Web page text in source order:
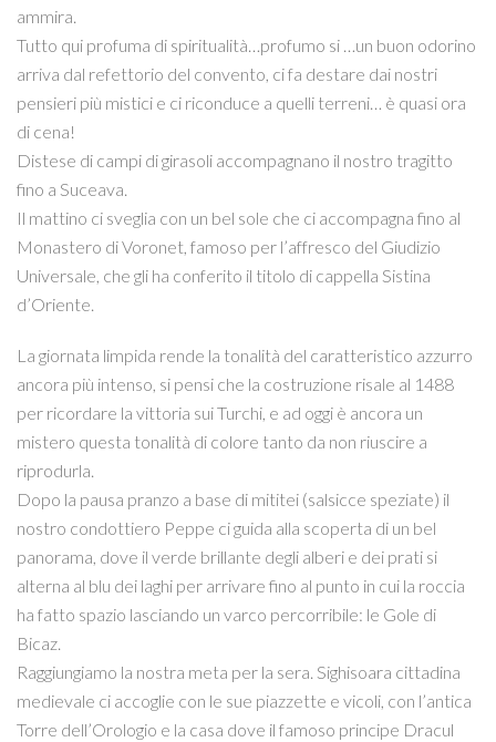
ammira.
Tutto qui profuma di spiritualità…profumo si …un buon odorino
arriva dal refettorio del convento, ci fa destare dai nostri
pensieri più mistici e ci riconduce a quelli terreni… è quasi ora
di cena!
Distese di campi di girasoli accompagnano il nostro tragitto
fino a Suceava.
Il mattino ci sveglia con un bel sole che ci accompagna fino al
Monastero di Voronet, famoso per l’affresco del Giudizio
Universale, che gli ha conferito il titolo di cappella Sistina
d’Oriente.
La giornata limpida rende la tonalità del caratteristico azzurro
ancora più intenso, si pensi che la costruzione risale al 1488
per ricordare la vittoria sui Turchi, e ad oggi è ancora un
mistero questa tonalità di colore tanto da non riuscire a
riprodurla.
Dopo la pausa pranzo a base di mititei (salsicce speziate) il
nostro condottiero Peppe ci guida alla scoperta di un bel
panorama, dove il verde brillante degli alberi e dei prati si
alterna al blu dei laghi per arrivare fino al punto in cui la roccia
ha fatto spazio lasciando un varco percorribile: le Gole di
Bicaz.
Raggiungiamo la nostra meta per la sera. Sighisoara cittadina
medievale ci accoglie con le sue piazzette e vicoli, con l’antica
Torre dell’Orologio e la casa dove il famoso principe Dracul